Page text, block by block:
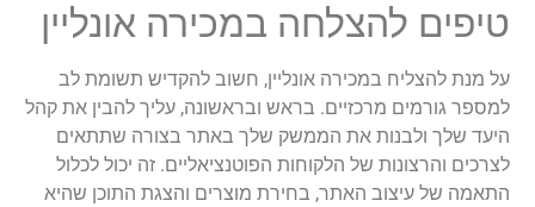
טיפים להצלחה במכירה אונליין
על מנת להצליח במכירה אונליין, חשוב להקדיש תשומת לב
למספר גורמים מרכזיים. בראש ובראשונה, עליך להבין את קהל
היעד שלך ולבנות את הממשק שלך באתר בצורה שתתאים
לצרכים והרצונות של הלקוחות הפוטנציאליים. זה יכול לכלול
התאמה של עיצוב האתר, בחירת מוצרים והצגת התוכן שהיא